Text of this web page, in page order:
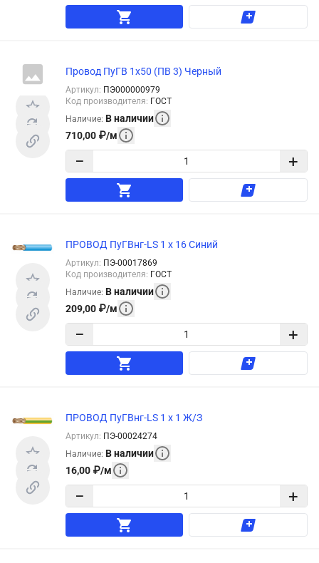
Провод ПуГВ 1х50 (ПВ 3) Черный
Артикул: ПЭ000000979
Код производителя: ГОСТ
Наличие: В наличии
710,00 ₽/м
− +
ПРОВОД ПуГВнг-LS 1 х 16 Синий
Артикул: ПЭ-00017869
Код производителя: ГОСТ
Наличие: В наличии
209,00 ₽/м
− +
ПРОВОД ПуГВнг-LS 1 х 1 Ж/З
Артикул: ПЭ-00024274
Наличие: В наличии
16,00 ₽/м
− +